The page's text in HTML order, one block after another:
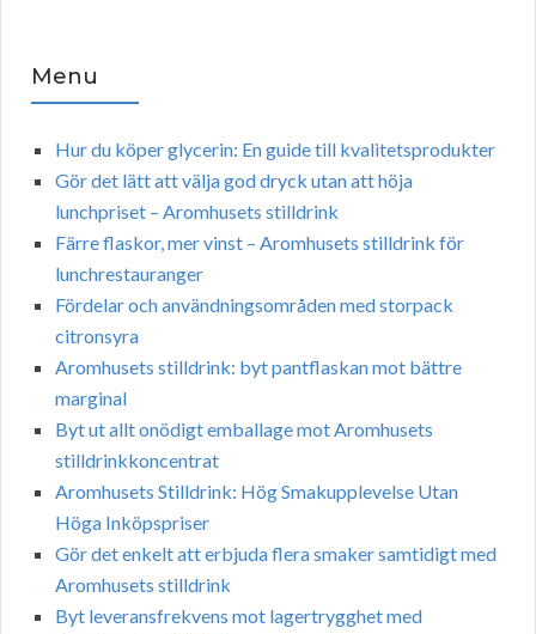
Menu
Hur du köper glycerin: En guide till kvalitetsprodukter
Gör det lätt att välja god dryck utan att höja
lunchpriset – Aromhusets stilldrink
Färre flaskor, mer vinst – Aromhusets stilldrink för
lunchrestauranger
Fördelar och användningsområden med storpack
citronsyra
Aromhusets stilldrink: byt pantflaskan mot bättre
marginal
Byt ut allt onödigt emballage mot Aromhusets
stilldrinkkoncentrat
Aromhusets Stilldrink: Hög Smakupplevelse Utan
Höga Inköpspriser
Gör det enkelt att erbjuda flera smaker samtidigt med
Aromhusets stilldrink
Byt leveransfrekvens mot lagertrygghet med